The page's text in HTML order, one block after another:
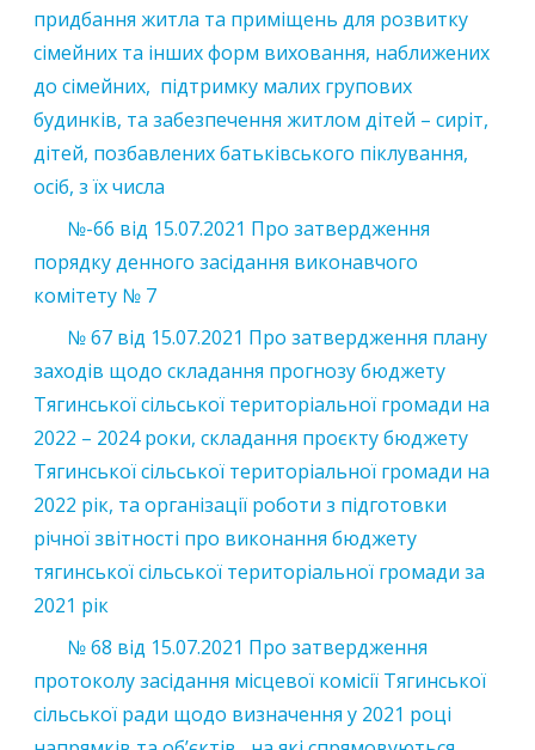
придбання житла та приміщень для розвитку
сімейних та інших форм виховання, наближених
до сімейних, підтримку малих групових
будинків, та забезпечення житлом дітей – сиріт,
дітей, позбавлених батьківського піклування,
осіб, з їх числа
№-66 від 15.07.2021 Про затвердження
порядку денного засідання виконавчого
комітету № 7
№ 67 від 15.07.2021 Про затвердження плану
заходів щодо складання прогнозу бюджету
Тягинської сільської територіальної громади на
2022 – 2024 роки, складання проєкту бюджету
Тягинської сільської територіальної громади на
2022 рік, та організації роботи з підготовки
річної звітності про виконання бюджету
тягинської сільської територіальної громади за
2021 рік
№ 68 від 15.07.2021 Про затвердження
протоколу засідання місцевої комісії Тягинської
сільської ради щодо визначення у 2021 році